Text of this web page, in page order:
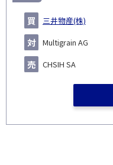
三井物産(株)
Multigrain AG
CHSIH SA